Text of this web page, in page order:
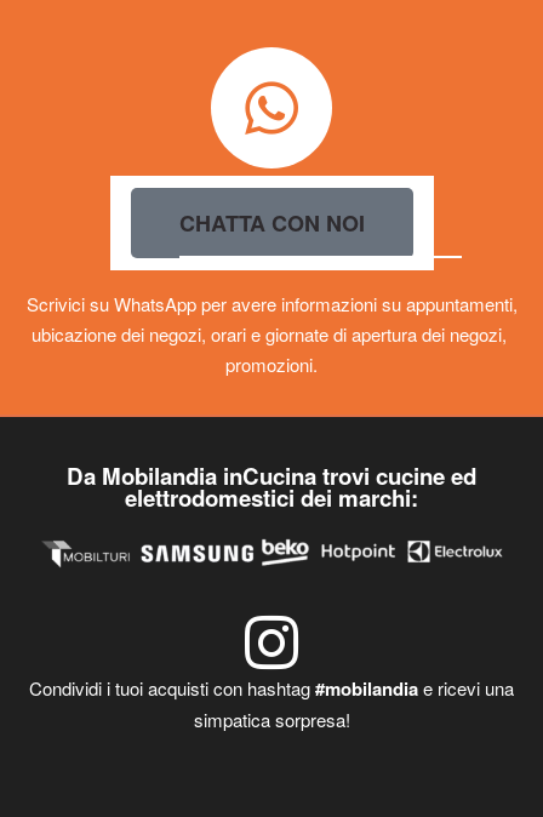
CHATTA CON NOI
Scrivici su WhatsApp per avere informazioni su appuntamenti,
ubicazione dei negozi, orari e giornate di apertura dei negozi,
promozioni.
Da Mobilandia inCucina trovi cucine ed
elettrodomestici dei marchi:
Condividi i tuoi acquisti con hashtag#mobilandiae ricevi una
simpatica sorpresa!